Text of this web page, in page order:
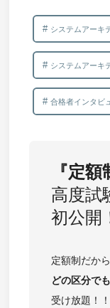
システムアーキ
システムアーキ
合格者インタビ
『定額
高度試
初公開
定額制だから
どの区分で
受け放題！！